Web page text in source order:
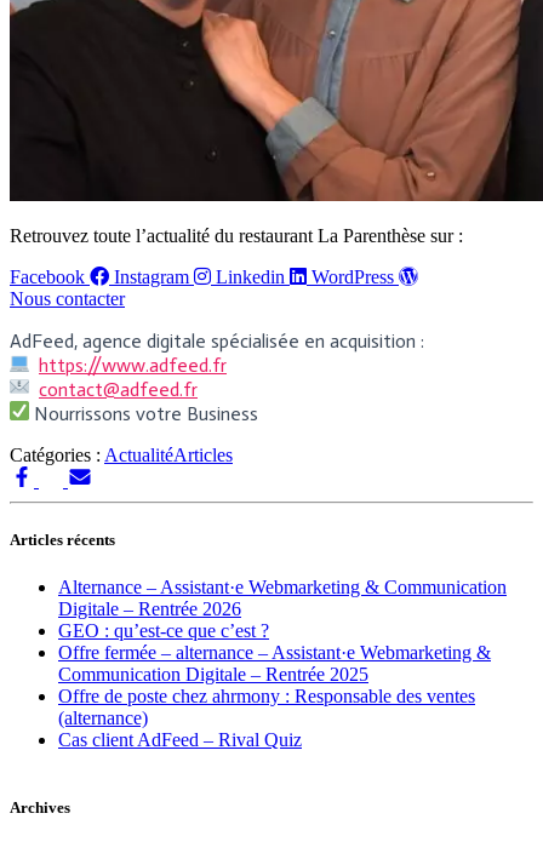
Retrouvez toute l’actualité du restaurant La Parenthèse sur :
Facebook
Instagram Linkedin
WordPress
Nous contacter
AdFeed, agence digitale spécialisée en acquisition :
https://www.adfeed.fr
contact@adfeed.fr
Nourrissons votre Business
Catégories : ActualitéArticles
Articles récents
Alternance – Assistant·e Webmarketing & Communication
Digitale – Rentrée 2026
GEO : qu’est-ce que c’est ?
Offre fermée – alternance – Assistant·e Webmarketing &
Communication Digitale – Rentrée 2025
Offre de poste chez ahrmony : Responsable des ventes
(alternance)
Cas client AdFeed – Rival Quiz
Archives